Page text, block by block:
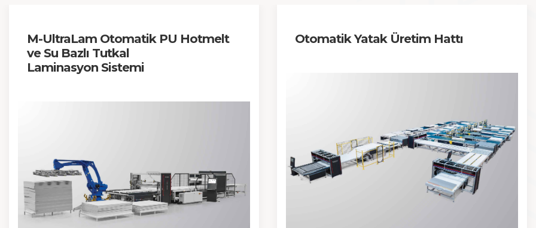
M-UltraLam Otomatik PU Hotmelt
ve Su Bazlı Tutkal
Laminasyon Sistemi
Otomatik Yatak Üretim Hattı